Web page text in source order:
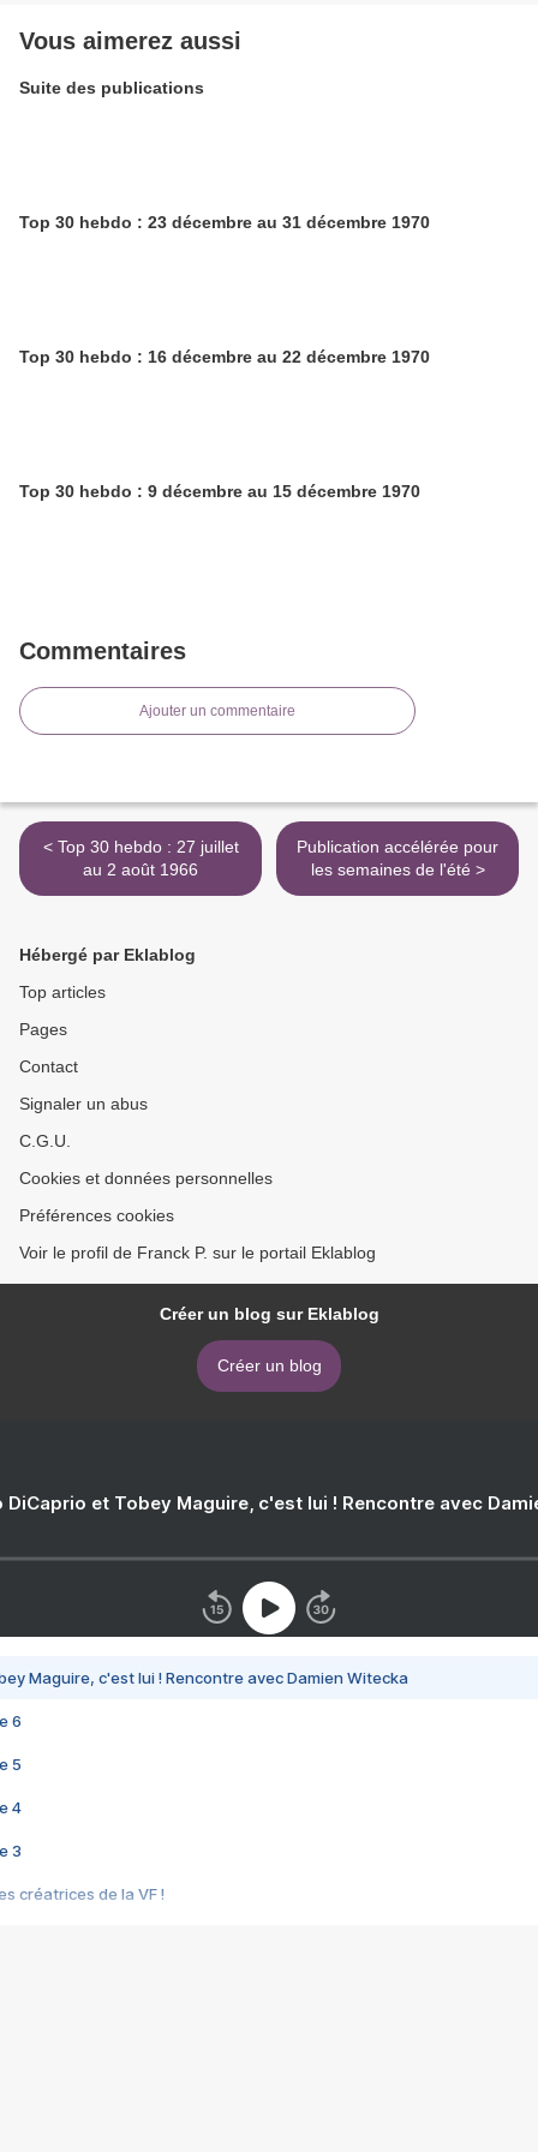
Vous aimerez aussi
Suite des publications
Top 30 hebdo : 23 décembre au 31 décembre 1970
Top 30 hebdo : 16 décembre au 22 décembre 1970
Top 30 hebdo : 9 décembre au 15 décembre 1970
Commentaires
Ajouter un commentaire
< Top 30 hebdo : 27 juillet
au 2 août 1966
Publication accélérée pour
les semaines de l'été >
Hébergé par Eklablog
Top articles
Pages
Contact
Signaler un abus
C.G.U.
Cookies et données personnelles
Préférences cookies
Voir le profil de Franck P. sur le portail Eklablog
Créer un blog sur Eklablog
Créer un blog
DiCaprio et Tobey Maguire, c'est lui ! Rencontre avec
Maguire, c'est lui ! Rencontre avec Damien Witecka
6
5
4
3
créatrices de la VF !